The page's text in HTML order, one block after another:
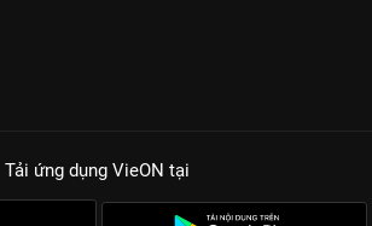
Tải ứng dụng VieON tại